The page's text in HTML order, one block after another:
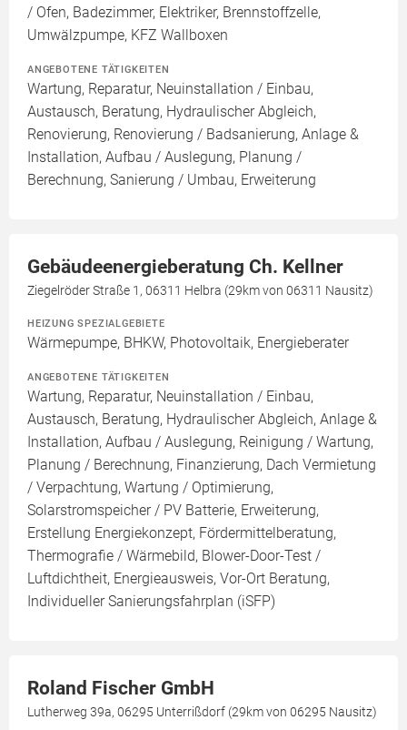
/ Ofen, Badezimmer, Elektriker, Brennstoffzelle,
Umwälzpumpe, KFZ Wallboxen
ANGEBOTENE TÄTIGKEITEN
Wartung, Reparatur, Neuinstallation / Einbau,
Austausch, Beratung, Hydraulischer Abgleich,
Renovierung, Renovierung / Badsanierung, Anlage &
Installation, Aufbau / Auslegung, Planung /
Berechnung, Sanierung / Umbau, Erweiterung
Gebäudeenergieberatung Ch. Kellner
Ziegelröder Straße 1, 06311 Helbra (29km von 06311 Nausitz)
HEIZUNG SPEZIALGEBIETE
Wärmepumpe, BHKW, Photovoltaik, Energieberater
ANGEBOTENE TÄTIGKEITEN
Wartung, Reparatur, Neuinstallation / Einbau,
Austausch, Beratung, Hydraulischer Abgleich, Anlage &
Installation, Aufbau / Auslegung, Reinigung / Wartung,
Planung / Berechnung, Finanzierung, Dach Vermietung
/ Verpachtung, Wartung / Optimierung,
Solarstromspeicher / PV Batterie, Erweiterung,
Erstellung Energiekonzept, Fördermittelberatung,
Thermografie / Wärmebild, Blower-Door-Test /
Luftdichtheit, Energieausweis, Vor-Ort Beratung,
Individueller Sanierungsfahrplan (iSFP)
Roland Fischer GmbH
Lutherweg 39a, 06295 Unterrißdorf (29km von 06295 Nausitz)